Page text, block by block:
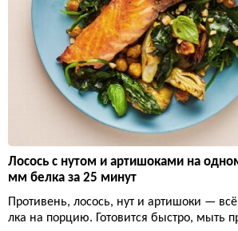
Лосось с нутом и артишоками на
мм белка за 25 минут
Противень, лосось, нут и артишоки —
лка на порцию. Готовится быстро, мыть